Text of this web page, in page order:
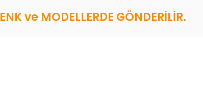
ve MODELLERDE GÖNDERİLİR.